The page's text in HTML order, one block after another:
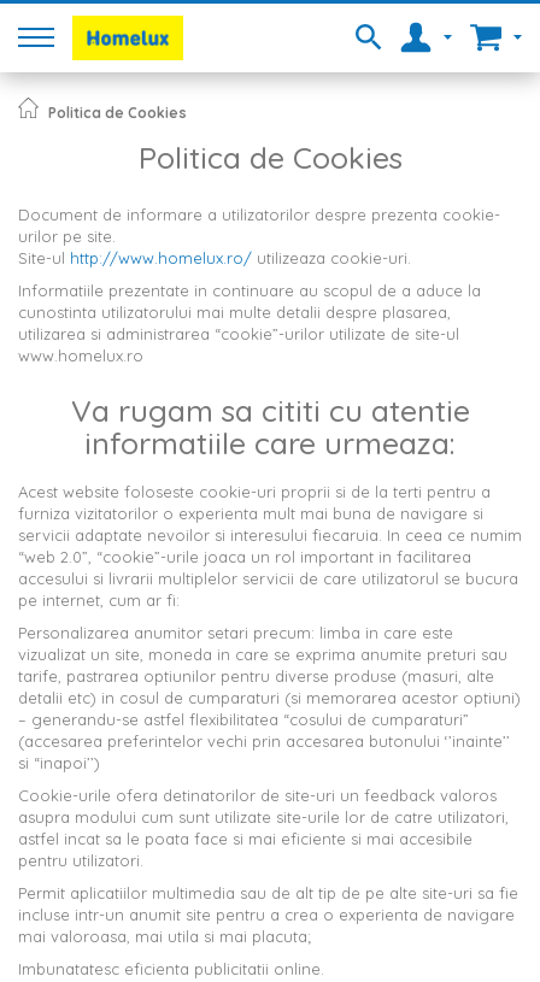
Politica de Cookies
Politica de Cookies
Document de informare a utilizatorilor despre prezenta cookie-
urilor pe site.
Site-ul http://www.homelux.ro/ utilizeaza cookie-uri.
Informatiile prezentate in continuare au scopul de a aduce la
cunostinta utilizatorului mai multe detalii despre plasarea,
utilizarea si administrarea “cookie”-urilor utilizate de site-ul
www.homelux.ro
Va rugam sa cititi cu atentie
informatiile care urmeaza:
Acest website foloseste cookie-uri proprii si de la terti pentru a
furniza vizitatorilor o experienta mult mai buna de navigare si
servicii adaptate nevoilor si interesului fiecaruia. In ceea ce numim
“web 2.0”, “cookie”-urile joaca un rol important in facilitarea
accesului si livrarii multiplelor servicii de care utilizatorul se bucura
pe internet, cum ar fi:
Personalizarea anumitor setari precum: limba in care este
vizualizat un site, moneda in care se exprima anumite preturi sau
tarife, pastrarea optiunilor pentru diverse produse (masuri, alte
detalii etc) in cosul de cumparaturi (si memorarea acestor optiuni)
– generandu-se astfel flexibilitatea “cosului de cumparaturi”
(accesarea preferintelor vechi prin accesarea butonului ‘’inainte’’
si “inapoi’’)
Cookie-urile ofera detinatorilor de site-uri un feedback valoros
asupra modului cum sunt utilizate site-urile lor de catre utilizatori,
astfel incat sa le poata face si mai eficiente si mai accesibile
pentru utilizatori.
Permit aplicatiilor multimedia sau de alt tip de pe alte site-uri sa fie
incluse intr-un anumit site pentru a crea o experienta de navigare
mai valoroasa, mai utila si mai placuta;
Imbunatatesc eficienta publicitatii online.